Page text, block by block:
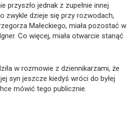
przyszło jednak z zupełnie innej
zwykle dzieje się przy rozwodach,
Małeckiego, miała pozostać w
Co więcej, miała otwarcie stanąć
w rozmowie z dziennikarzami, że
syn jeszcze kiedyś wróci do byłej
mówić tego publicznie.